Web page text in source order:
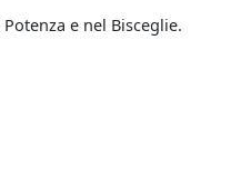
e nel Bisceglie.